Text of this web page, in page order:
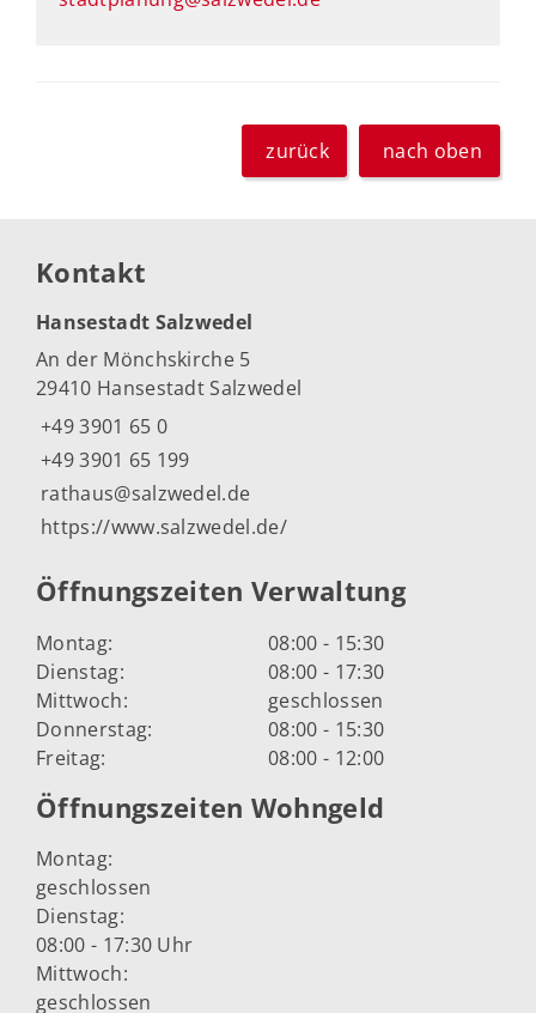
zurück nach oben
Kontakt
Hansestadt Salzwedel
An der Mönchskirche 5
29410 Hansestadt Salzwedel
+49 3901 65 0
+49 3901 65 199
rathaus@salzwedel.de
https://www.salzwedel.de/
Öffnungszeiten Verwaltung
Montag:
08:00 - 15:30
Dienstag:
08:00 - 17:30
Mittwoch:
geschlossen
Donnerstag:
08:00 - 15:30
Freitag:
08:00 - 12:00
Öffnungszeiten Wohngeld
Montag:
geschlossen
Dienstag:
08:00 - 17:30 Uhr
Mittwoch:
geschlossen